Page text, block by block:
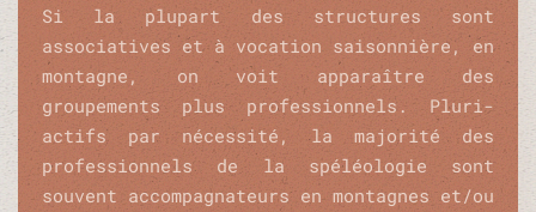
Si la plupart des structures sont
associatives et à vocation saisonnière, en
montagne, on voit apparaître des
groupements plus professionnels. Pluri-
actifs par nécessité, la majorité des
professionnels de la spéléologie sont
souvent accompagnateurs en montagnes et/ou